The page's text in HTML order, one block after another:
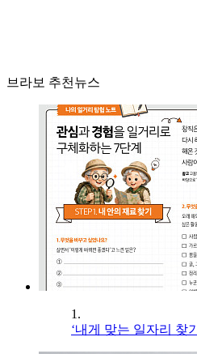
브라보 추천뉴스
1.
‘내게 맞는 일자리 찾